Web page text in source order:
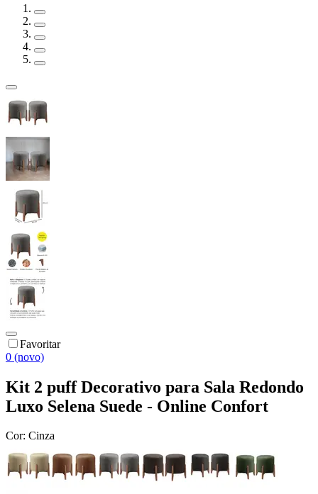
Favoritar
0 (novo)
Kit 2 puff Decorativo para Sala Redondo
Luxo Selena Suede - Online Confort
Cor: Cinza